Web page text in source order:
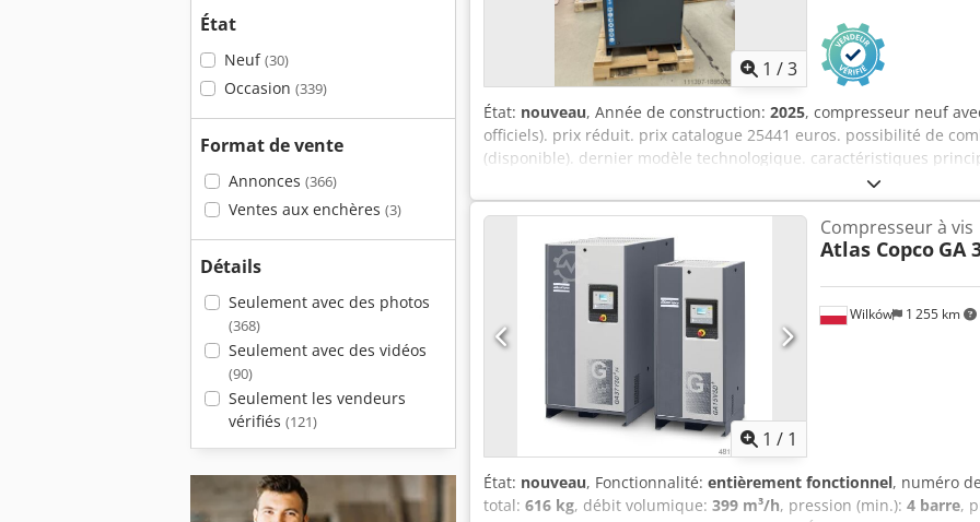
État
Neuf(30)
Occasion (339)
Format de vente
Annonces (366)
Ventes aux enchères (3)
Détails
Seulement avec des photos
(368)
Seulement avec des vidéos
(90)
Seulement les vendeurs
vérifiés (121)
1 /3
État: nouveau, Année de construction: 2025, compresseur neuf
officiels). prix réduit. prix catalogue 25441 euros. possibilité de
(disponible). dernier modèle technologique. caractéristiques
20hp Cedpfxowcm Hij Aigerf débit d'air litres7min 3000 Pour une
me contacter.
1 / 1
Wilków 1 255 km
Compresseur à vis
Atlas Copco GA
État: nouveau, Fonctionnalité: entièrement fonctionnel, numéro
total: 616 kg, débit volumique: 399 m³/h, pression (min.): 4 barre,